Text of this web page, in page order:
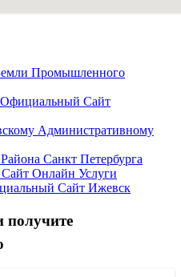
Промышленного
Официальный Сайт
Административному
Санкт Петербурга
Онлайн Услуги
Сайт Ижевск
получите